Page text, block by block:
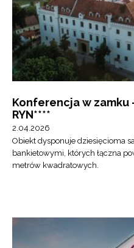
Konferencja w zamku
RYN****
2.04.2026
Obiekt dysponuje dziesięcioma
bankietowymi, których łączna
metrów kwadratowych.